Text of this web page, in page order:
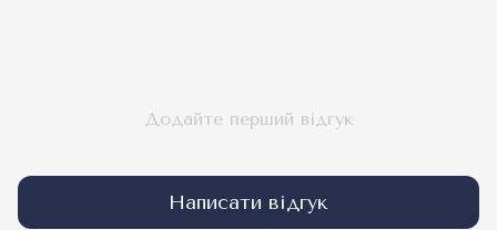
Додайте перший відгук
Написати відгук